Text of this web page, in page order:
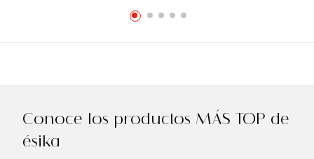
Conoce los productos MÁS TOP de
ésika